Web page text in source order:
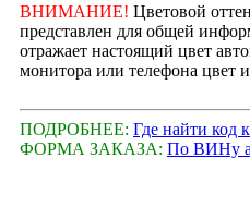
ВНИМАНИЕ! Цветовой
представлен для общей
отражает настоящий цвет
монитора или телефона цвет
ПОДРОБНЕЕ: Где найти код
ФОРМА ЗАКАЗА: По ВИНу